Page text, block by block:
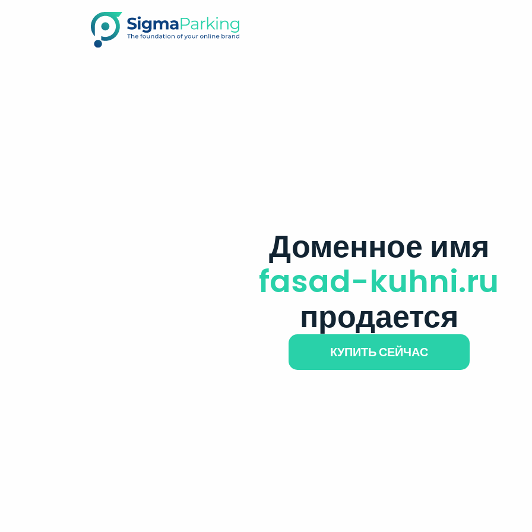
Доменное имя
fasad-kuhni.ru
продается
КУПИТЬ СЕЙЧАС